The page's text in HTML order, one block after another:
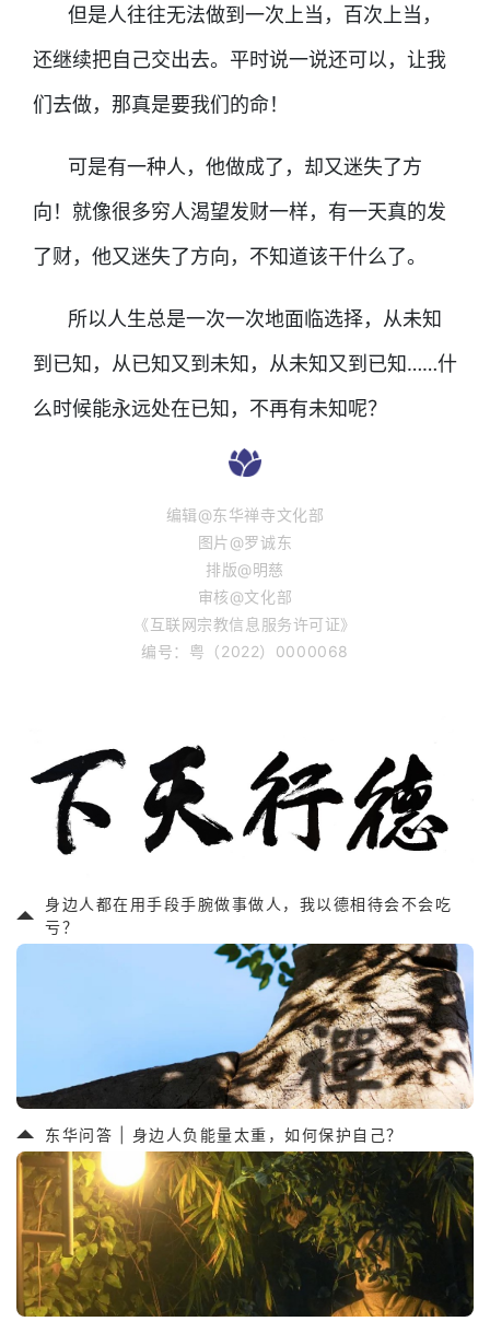
但是人往往无法做到一次上当，百次上当，
还继续把自己交出去。平时说一说还可以，让我
们去做，那真是要我们的命！
可是有一种人，他做成了，却又迷失了方
向！就像很多穷人渴望发财一样，有一天真的发
了财，他又迷失了方向，不知道该干什么了。
所以人生总是一次一次地面临选择，从未知
到已知，从已知又到未知，从未知又到已知……什
么时候能永远处在已知，不再有未知呢？
编辑@东华禅寺文化部
图片@罗诚东
排版@明慈
审核@文化部
《互联网宗教信息服务许可证》
编号：粤（2022）0000068
身边人都在用手段手腕做事做人，我以德相待会不会吃
亏？
东华问答 | 身边人负能量太重，如何保护自己？